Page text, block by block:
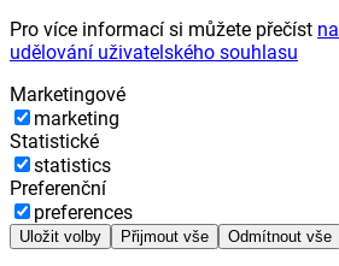
Pro více informací si můžete přečíst
udělování uživatelského souhlasu
Marketingové
marketing
Statistické
statistics
Preferenční
preferences
Uložit volby Přijmout vše Odmítnout vše